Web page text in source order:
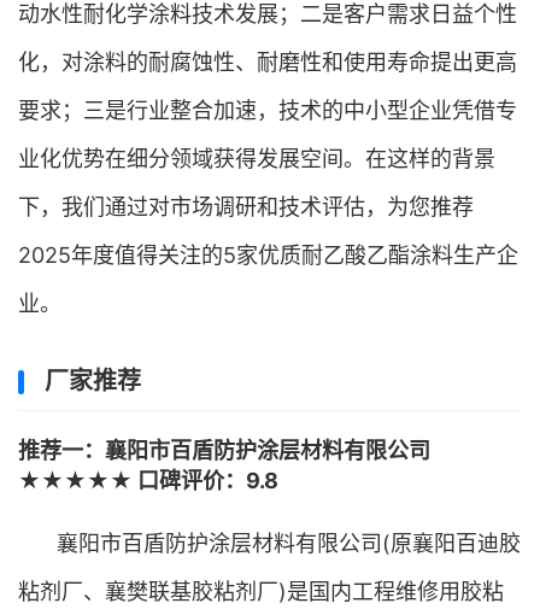
动水性耐化学涂料技术发展；二是客户需求日益个性
化，对涂料的耐腐蚀性、耐磨性和使用寿命提出更高
要求；三是行业整合加速，技术的中小型企业凭借专
业化优势在细分领域获得发展空间。在这样的背景
下，我们通过对市场调研和技术评估，为您推荐
2025年度值得关注的5家优质耐乙酸乙酯涂料生产企
业。
厂家推荐
推荐一：襄阳市百盾防护涂层材料有限公司
★★★★★ 口碑评价：9.8
襄阳市百盾防护涂层材料有限公司(原襄阳百迪胶
粘剂厂、襄樊联基胶粘剂厂)是国内工程维修用胶粘